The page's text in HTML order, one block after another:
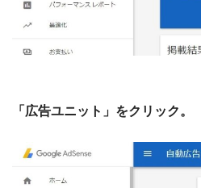
「広告ユニット」をクリック。